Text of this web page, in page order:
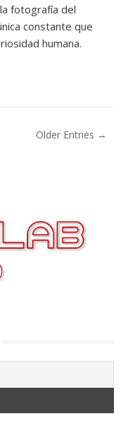
fotografía del
constante que
humana.
Older Entries →